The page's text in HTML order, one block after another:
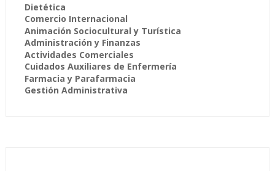
Dietética
Comercio Internacional
Animación Sociocultural y Turística
Administración y Finanzas
Actividades Comerciales
Cuidados Auxiliares de Enfermería
Farmacia y Parafarmacia
Gestión Administrativa